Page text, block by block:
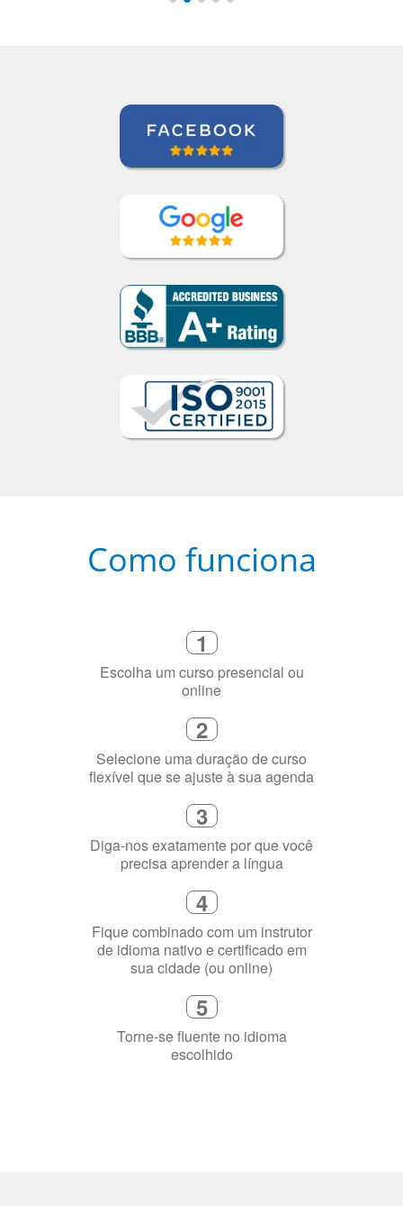
Como funciona
1
Escolha um curso presencial ou
2
Selecione uma duração de curso
3
Diga-nos exatamente por que você
4
Fique combinado com um instrutor
de idioma nativo e certificado em
5
Torne-se fluente no idioma